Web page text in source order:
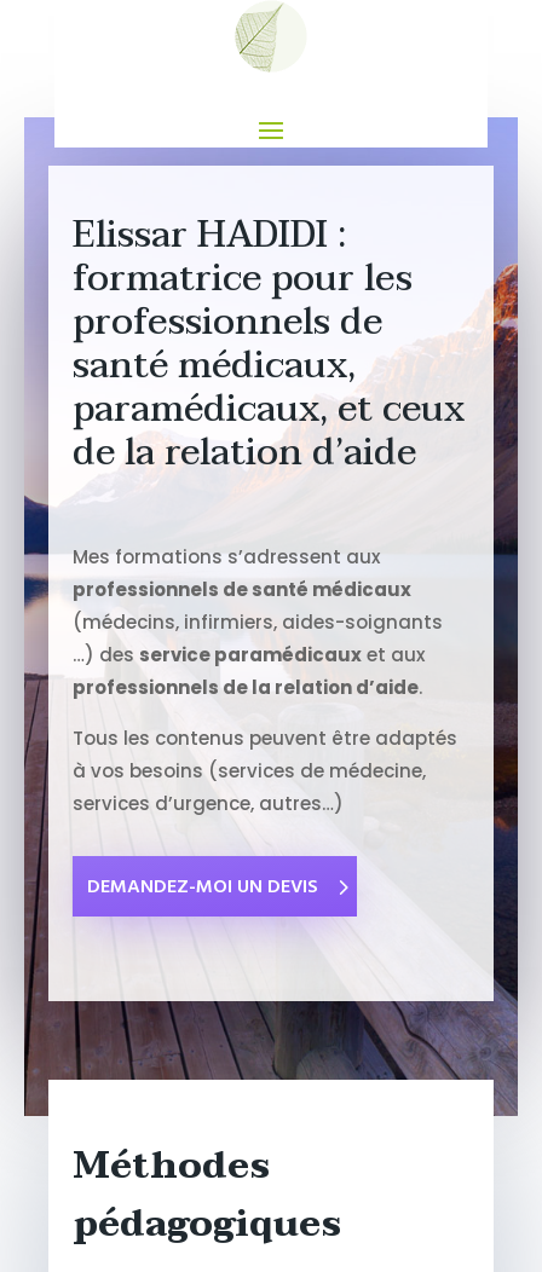
Elissar HADIDI :
formatrice pour les
professionnels de
santé médicaux,
paramédicaux, et ceux
de la relation d’aide
Mes formations s’adressent aux
professionnels de santé médicaux
(médecins, infirmiers, aides-soignants
…) des service paramédicauxet aux
professionnels de la relation d’aide.
Tous les contenus peuvent être adaptés
à vos besoins (services de médecine,
services d’urgence, autres…)
DEMANDEZ-MOI UN DEVIS
Méthodes
pédagogiques